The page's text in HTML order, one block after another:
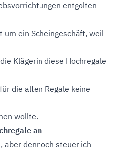
entgolten
um ein Scheingeschäft, weil
Klägerin diese Hochregale
die alten Regale keine
wollte.
an
aber dennoch steuerlich